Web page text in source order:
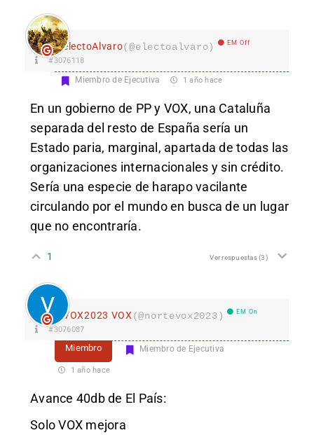
electoAlvaro(@electoalvaro) EM Off
#3076118
Miembro de Ejecutiva 1 año hace
En un gobierno de PP y VOX, una Cataluña
separada del resto de España sería un
Estado paria, marginal, apartada de todas las
organizaciones internacionales y sin crédito.
Sería una especie de harapo vacilante
circulando por el mundo en busca de un lugar
que no encontraría.
1 Ver respuestas(3)
VOX2023 VOX (@nortevox2023) EM On
#3076087
Miembro Miembro de Ejecutiva
1 año hace
Avance 40db de El País:
Solo VOX mejora